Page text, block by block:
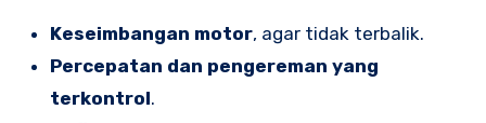
Keseimbangan motor, agar tidak terbalik.
Percepatan dan pengereman yang
terkontrol.